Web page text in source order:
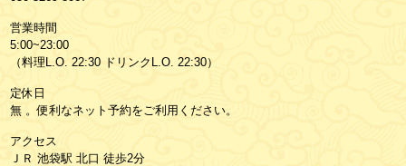
営業時間
5:00~23:00
（料理L.O. 22:30 ドリンクL.O. 22:30）
定休日
無 。便利なネット予約をご利用ください。
アクセス
ＪＲ 池袋駅 北口 徒歩2分